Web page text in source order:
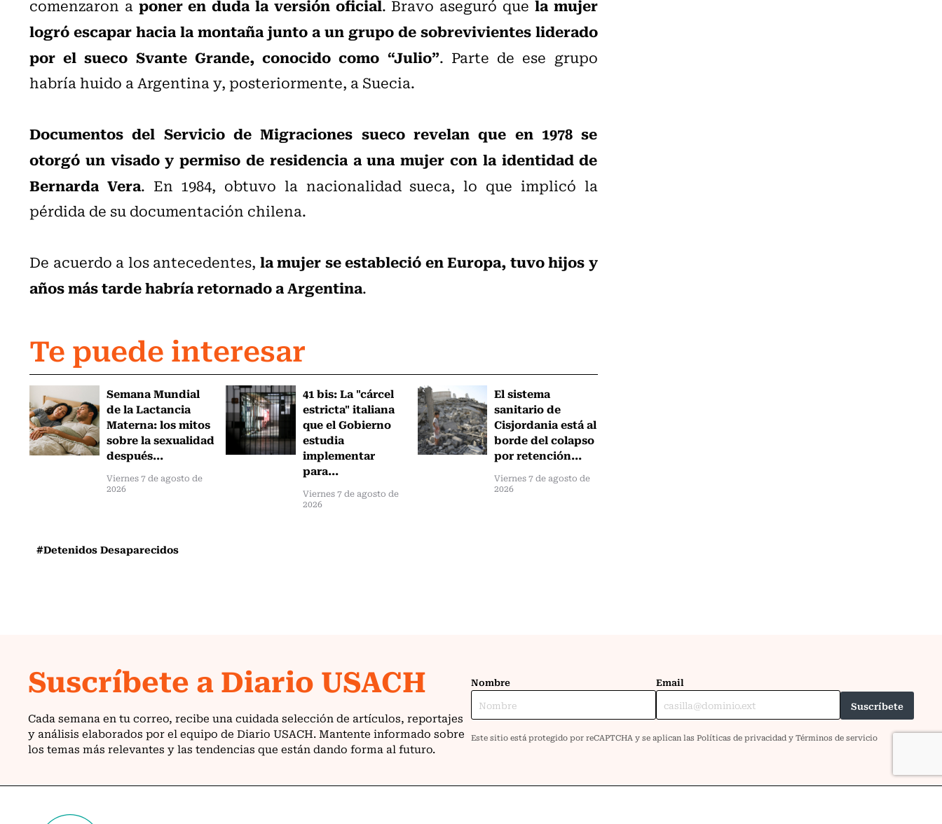
comenzaron a poner en duda la versión oficial. Bravo aseguró que la mujer
logró escapar hacia la montaña junto a un grupo de sobrevivientes liderado
por el sueco Svante Grande, conocido como “Julio”. Parte de ese grupo
habría huido a Argentina y, posteriormente, a Suecia.
Documentos del Servicio de Migraciones sueco revelan que en 1978 se
otorgó un visado y permiso de residencia a una mujer con la identidad de
Bernarda Vera. En 1984, obtuvo la nacionalidad sueca, lo que implicó la
pérdida de su documentación chilena.
De acuerdo a los antecedentes, la mujer se estableció en Europa, tuvo hijos y
años más tarde habría retornado a Argentina.
Te puede interesar
Semana Mundial
de la Lactancia
Materna: los mitos
sobre la sexualidad
después...
Viernes 7 de agosto de
2026
41 bis: La "cárcel
estricta" italiana
que el Gobierno
estudia
implementar
para...
Viernes 7 de agosto de
2026
El sistema
sanitario de
Cisjordania está al
borde del colapso
por retención...
Viernes 7 de agosto de
2026
#Detenidos Desaparecidos